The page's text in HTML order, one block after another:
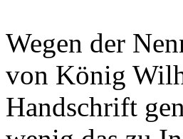
Wegen der
von König
Handschrift